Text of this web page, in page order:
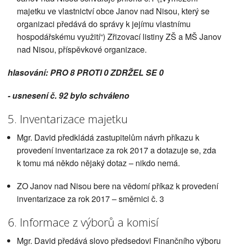
majetku ve vlastnictví obce Janov nad Nisou, který se
organizaci předává do správy k jejímu vlastnímu
hospodářskému využití“) Zřizovací listiny ZŠ a MŠ Janov
nad Nisou, příspěvkové organizace.
hlasování: PRO 8 PROTI 0 ZDRŽEL SE 0
- usnesení č. 92 bylo schváleno
5. Inventarizace majetku
Mgr. David předkládá zastupitelům návrh příkazu k
provedení inventarizace za rok 2017 a dotazuje se, zda
k tomu má někdo nějaký dotaz – nikdo nemá.
ZO Janov nad Nisou bere na vědomí příkaz k provedení
inventarizace za rok 2017 – směrnici č. 3
6. Informace z výborů a komisí
Mgr. David předává slovo předsedovi Finančního výboru